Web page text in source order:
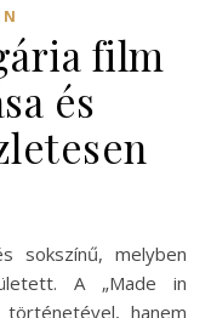
film
és
A „Made in
hanem